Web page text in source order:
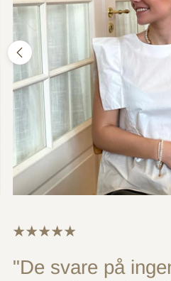
"De svare på